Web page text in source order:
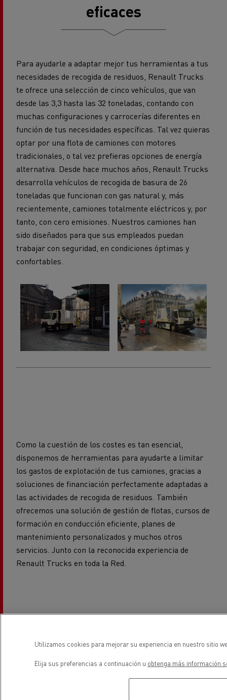
te ofrece una selección de cinco vehículos, que van
desde las 3,3 hasta las 32 toneladas, contando con
muchas configuraciones y carrocerías diferentes en
función de tus necesidades específicas. Tal vez quieras
optar por una flota de camiones con motores
tradicionales, o tal vez prefieras opciones de energía
alternativa. Desde hace muchos años, Renault Trucks
desarrolla vehículos de recogida de basura de 26
toneladas que funcionan con gas natural y, más
recientemente, camiones totalmente eléctricos y, por
tanto, con cero emisiones. Nuestros camiones han
sido diseñados para que sus empleados puedan
trabajar con seguridad, en condiciones óptimas y
confortables.
los gastos de explotación de tus camiones, gracias a
soluciones de financiación perfectamente adaptadas a
las actividades de recogida de residuos. También
ofrecemos una solución de gestión de flotas, cursos de
formación en conducción eficiente, planes de
mantenimiento personalizados y muchos otros
servicios. Junto con la reconocida experiencia de
Renault Trucks en toda la Red.
Trabaja con
seguridad en las
carreteras de tu
ciudad gracias a un
Utilizamos cookies para mejorar su experiencia en nuestro sitio
Elija sus preferencias a continuación u obtenga más información